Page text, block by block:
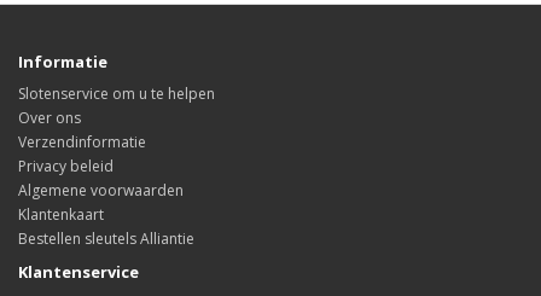
Informatie
Slotenservice om u te helpen
Over ons
Verzendinformatie
Privacy beleid
Algemene voorwaarden
Klantenkaart
Bestellen sleutels Alliantie
Klantenservice